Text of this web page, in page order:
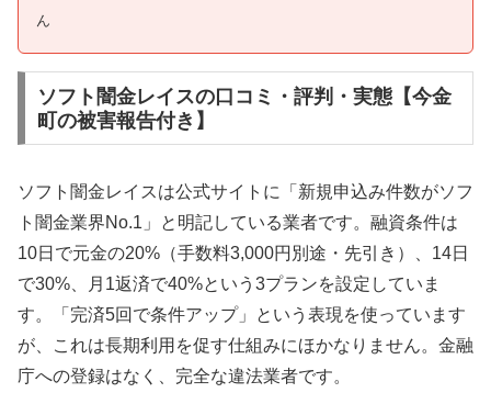
ん
ソフト闇金レイスの口コミ・評判・実態【今金
町の被害報告付き】
ソフト闇金レイスは公式サイトに「新規申込み件数がソフ
ト闇金業界No.1」と明記している業者です。融資条件は
10日で元金の20%（手数料3,000円別途・先引き）、14日
で30%、月1返済で40%という3プランを設定していま
す。「完済5回で条件アップ」という表現を使っています
が、これは長期利用を促す仕組みにほかなりません。金融
庁への登録はなく、完全な違法業者です。